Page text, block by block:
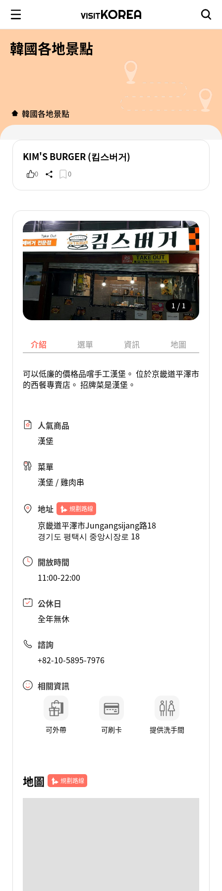
韓國各地景點
韓國各地景點
KIM'S BURGER (킴스버거)
0 0
1 / 1
介紹 選單 資訊 地圖
可以低廉的價格品嚐手工漢堡。 位於京畿道平澤市
的西餐專賣店。 招牌菜是漢堡。
人氣商品
漢堡
菜單
漢堡 / 雞肉串
地址 規劃路線
京畿道平澤市Jungangsijang路18
경기도 평택시 중앙시장로 18
開放時間
11:00-22:00
公休日
全年無休
諮詢
+82-10-5895-7976
相關資訊
可外帶 可刷卡 提供洗手間
地圖 規劃路線